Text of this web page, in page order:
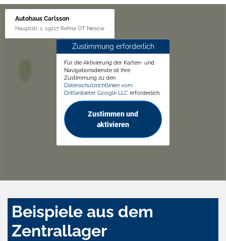
Autohaus Carlsson
Hauptstr. 1, 19217 Rehna OT Nesow
Zustimmung erforderlich
Für die Aktivierung der Karten- und
Navigationsdienste ist Ihre
Zustimmung zu den
Datenschutzrichtlinien vom
Drittanbieter Google LLC erforderlich.
Zustimmen und
aktivieren
Beispiele aus dem
Zentrallager